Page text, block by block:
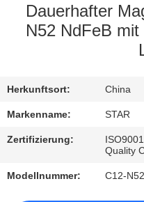
SIE
MIT
UNS
VERBINDUNG
Dauerhafter
N52 NdFeB
Herkunftsort: China
Markenname: STAR
Zertifizierung:
Quality
Modellnummer: C12-N52